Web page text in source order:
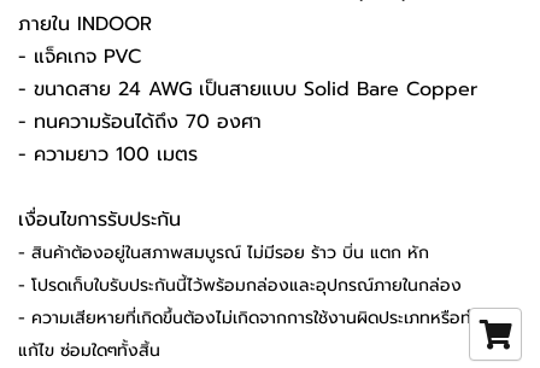
ภายใน INDOOR
- แจ็คเกจ PVC
- ขนาดสาย 24 AWG เป็นสายแบบ Solid Bare Copper
- ทนความร้อนได้ถึง 70 องศา
- ความยาว 100 เมตร
เงื่อนไขการรับประกัน
- สินค้าต้องอยู่ในสภาพสมบูรณ์ ไม่มีรอย ร้าว บิ่น แตก หัก
- โปรดเก็บใบรับประกันนี้ไว้พร้อมกล่องและอุปกรณ์ภายในกล่อง
- ความเสียหายที่เกิดขึ้นต้องไม่เกิดจากการใช้งานผิดประเภทหรือทำการ
แก้ไข ซ่อมใดๆทั้งสิ้น